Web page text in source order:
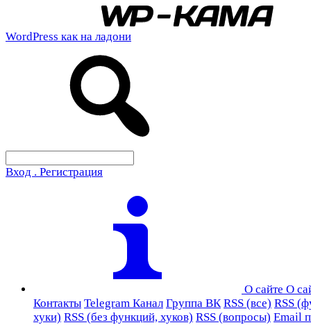
WordPress как на ладони
Вход . Регистрация
О сайте О
Контакты Telegram Канал Группа ВК RSS (все) RSS
хуки) RSS (без функций, хуков) RSS (вопросы) Email